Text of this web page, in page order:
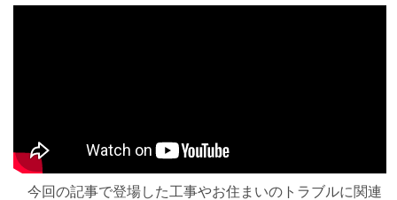
今回の記事で登場した工事やお住まいのトラブルに関連